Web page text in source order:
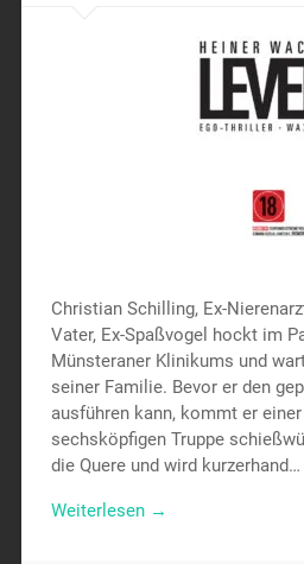
Christian Schilling, Ex-
Vater, Ex-Spaßvogel hockt im
Münsteraner Klinikums und
seiner Familie. Bevor er den
ausführen kann, kommt er
sechsköpfigen Truppe
die Quere und wird kurzerhand…
Weiterlesen →